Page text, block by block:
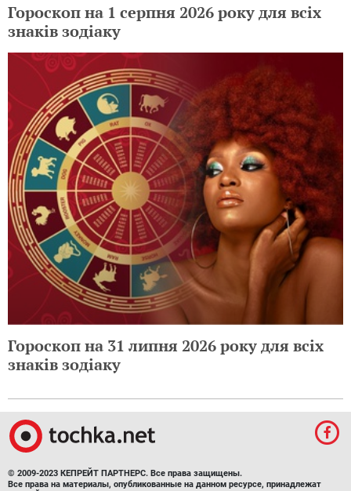
Гороскоп на 1 серпня 2026 року для всіх
знаків зодіаку
Гороскоп на 31 липня 2026 року для всіх
знаків зодіаку
© 2009-2023 КЕПРЕЙТ ПАРТНЕРС. Все права защищены.
Все права на материалы, опубликованные на данном ресурсе, принадлежат